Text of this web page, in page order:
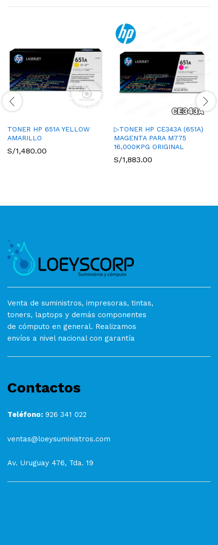
TONER HP 651A YELLOW
AMARILLO
S/1,480.00
▷TONER HP CE343A (651A)
MAGENTA PARA M775
16,000KPG ORIGINAL
S/1,883.00
Venta de suministros, impresoras, tintas,
toners, laptops y demás componentes
de cómputo en general. Realizamos
envíos a nivel nacional con garantía
Contactos
Teléfono: 926 341 022
ventas@loeysuministros.com
Av. Uruguay 476, Tda. 19